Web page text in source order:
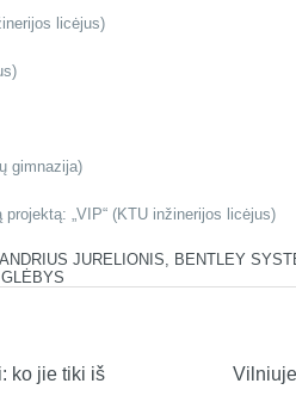
licėjus)
gimnazija)
„VIP“ (KTU inžinerijos licėjus)
ANDRIUS JURELIONIS BENTLEY
ko jie tiki iš